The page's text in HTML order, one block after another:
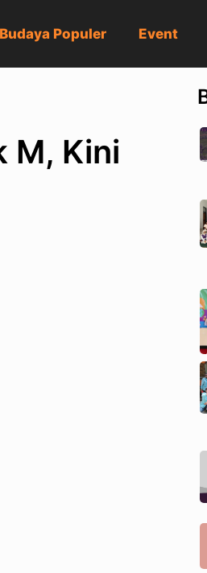
Budaya Populer Event
M, Kini